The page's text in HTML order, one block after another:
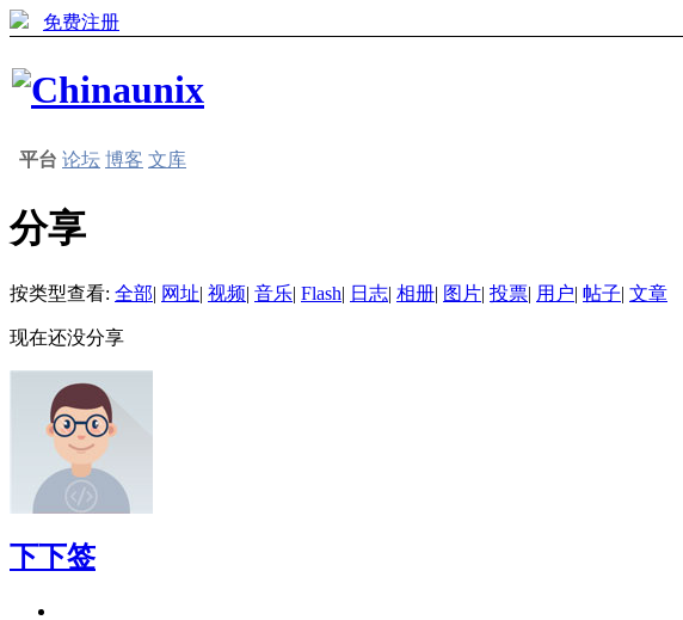
免费注册
平台 论坛 博客 文库
分享
按类型查看: 全部| 网址| 视频| 音乐| Flash| 日志| 相册| 图片| 投票| 用户| 帖子| 文章
现在还没分享
下下签